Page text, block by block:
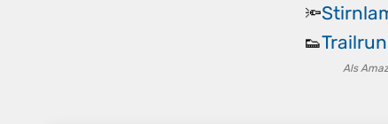
🔦
👟
Als